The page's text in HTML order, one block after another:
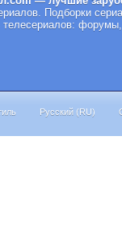
Подборки
телесериалов:
Русский (RU)